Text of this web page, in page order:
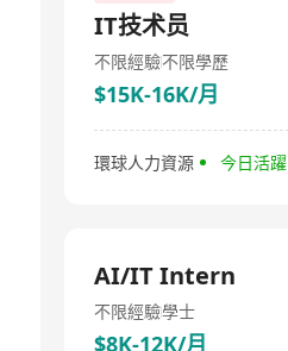
IT技术员
不限經驗不限學歷
$15K-16K/月
環球人力資源 今日活躍
AI/IT Intern
不限經驗學士
$8K-12K/月